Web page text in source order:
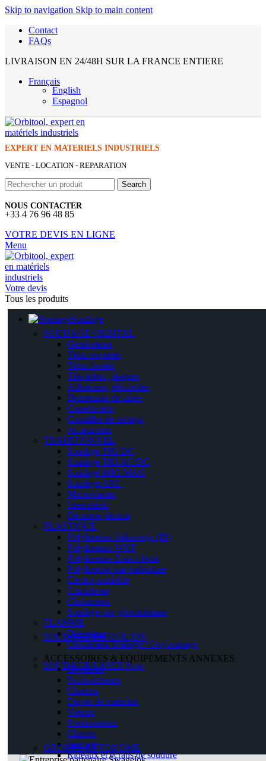
Skip to navigation Skip to main content
Contact
FAQs
LIVRAISON EN 24/48H SUR LA FRANCE ENTIERE
Français
English
Espagnol
EXPERT EN MATERIELS INDUSTRIELS
VENTE - LOCATION - REPARATION
Search
NOUS CONTACTER
+33 4 76 96 48 85
VOTRE DEVIS EN LIGNE
Menu
Votre devis
Tous les produits
Soudage
SOUDAGE ORBITAL
Générateurs
Têtes ouvertes
Têtes fermés
Tête tubes, plaques
Affuteuses, électrodes
Dresseuses de tubes
Cassette tête
Coquilles de serrage
Accessoires
TRADITIONNEL
Soudage TIG DC
Soudage TIG AC/DC
Soudage MIG MAG
Soudage ARC
Microplasma
Innershield
Découpe plasma
PLASTIQUE
Polyfuseuse Infrarouge (IR)
Polyfuseuse WNF
Polyfuseuse Bout à bout
Polyfuseuse par emboiture
Electro soudable
Extrudeuse
Chalumeau
Soudage par géomenbrane
FLAMME
Détendeur
Chalumeau Brasage / Oxycoupage
SOUDAGE DE GOUJON
SOUDAGE LASER New
ACCESSOIRES & EQUIPEMENTS ANNEXES
Dévidoirs
Refroidisseurs
Chariots
Etuves de maintien
Vireurs
Positionneurs
Clamps
Inertage
Rideaux et écrans de soudure
GROUPE AUTONOME